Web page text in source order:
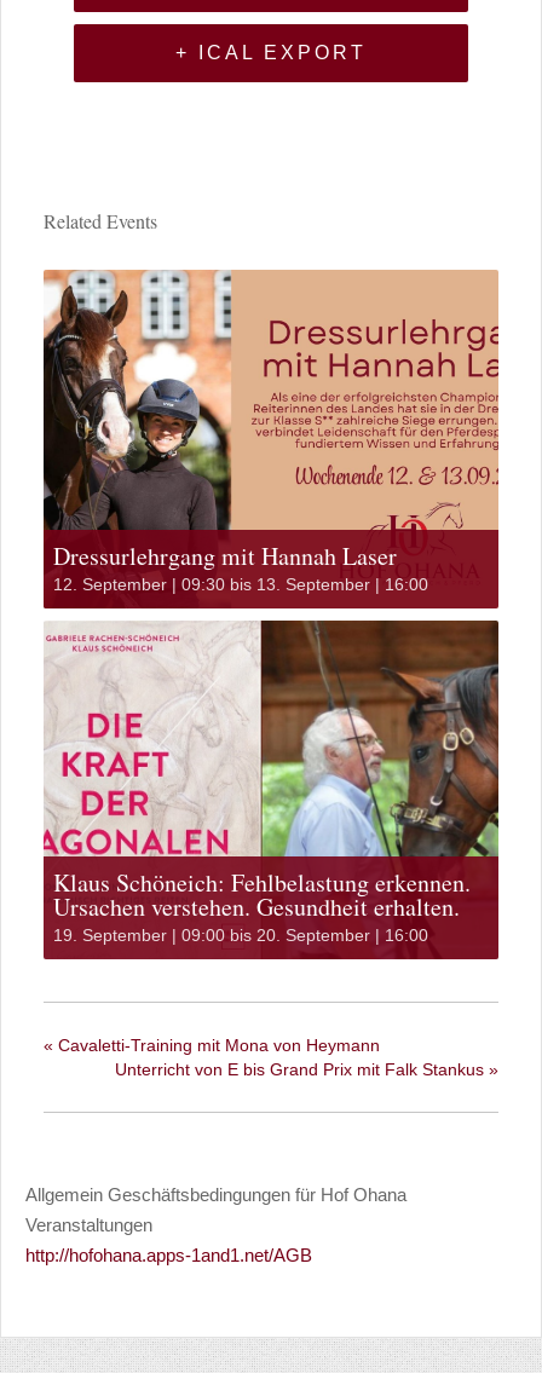
+ ICAL EXPORT
Related Events
Dressurlehrgang mit Hannah Laser
12. September | 09:30 bis 13. September | 16:00
Klaus Schöneich: Fehlbelastung erkennen.
Ursachen verstehen. Gesundheit erhalten.
19. September | 09:00 bis 20. September | 16:00
« Cavaletti-Training mit Mona von Heymann
Unterricht von E bis Grand Prix mit Falk Stankus »
Allgemein Geschäftsbedingungen für Hof Ohana
Veranstaltungen
http://hofohana.apps-1and1.net/AGB